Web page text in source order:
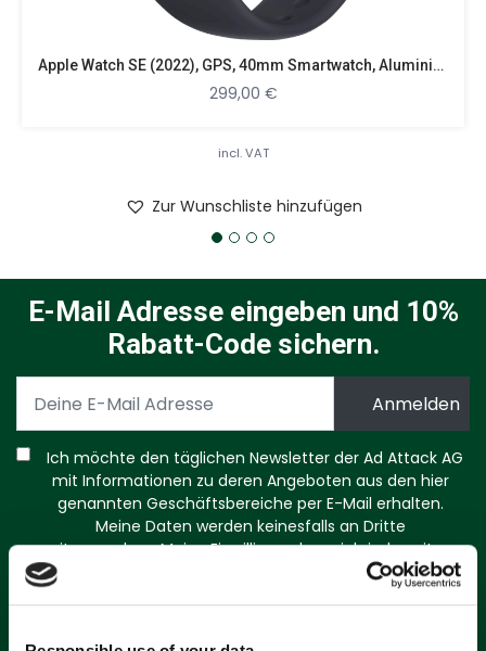
Apple Watch SE (2022), GPS, 40mm Smartwatch, Aluminiumgehäuse, Fluorelastomer, 130 – 200 Mm
299,00 €
incl. VAT
Zur Wunschliste hinzufügen
E-Mail Adresse eingeben und 10%
Rabatt-Code sichern.
Ich möchte den täglichen Newsletter der Ad Attack AG
mit Informationen zu deren Angeboten aus den hier
genannten Geschäftsbereiche per E-Mail erhalten.
Meine Daten werden keinesfalls an Dritte
weitergegeben. Meine Einwilligung kann ich jederzeit per
E-Mail an
mit Wirkung für die Zukunft
widerrufen. Zudem ist in jeder E-Mail ein Link zur